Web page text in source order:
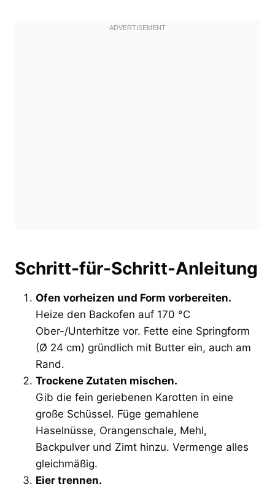
Schritt-für-Schritt-Anleitung
Ofen vorheizen und Form vorbereiten.
Heize den Backofen auf 170 °C
Ober-/Unterhitze vor. Fette eine Springform
(Ø 24 cm) gründlich mit Butter ein, auch am
Rand.
Trockene Zutaten mischen.
Gib die fein geriebenen Karotten in eine
große Schüssel. Füge gemahlene
Haselnüsse, Orangenschale, Mehl,
Backpulver und Zimt hinzu. Vermenge alles
gleichmäßig.
Eier trennen.